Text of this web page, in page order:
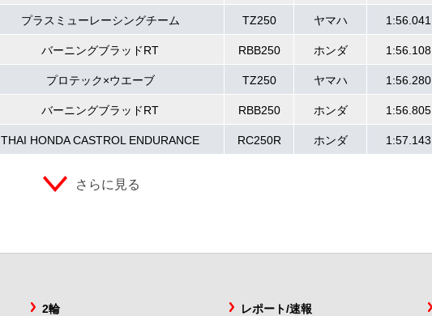
プラスミューレーシングチーム TZ250 ヤマハ 1:56.041
バーニングブラッドRT RBB250 ホンダ 1:56.108
プロテック×ウエーブ TZ250 ヤマハ 1:56.280
バーニングブラッドRT RBB250 ホンダ 1:56.805
THAI HONDA CASTROL ENDURANCE RC250R ホンダ 1:57.143
さらに見る
2輪 レポート/速報